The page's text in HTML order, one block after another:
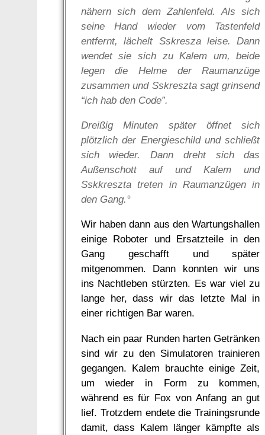
nähern sich dem Zahlenfeld. Als sich
seine Hand wieder vom Tastenfeld
entfernt, lächelt Sskresza leise. Dann
wendet sie sich zu Kalem um, beide
legen die Helme der Raumanzüge
zusammen und Sskreszta sagt grinsend
“ich hab den Code”.
Dreißig Minuten später öffnet sich
plötzlich der Energieschild und schließt
sich wieder. Dann dreht sich das
Außenschott auf und Kalem und
Sskkreszta treten in Raumanzügen in
den Gang.°
Wir haben dann aus den Wartungshallen
einige Roboter und Ersatzteile in den
Gang geschafft und später
mitgenommen. Dann konnten wir uns
ins Nachtleben stürzten. Es war viel zu
lange her, dass wir das letzte Mal in
einer richtigen Bar waren.
Nach ein paar Runden harten Getränken
sind wir zu den Simulatoren trainieren
gegangen. Kalem brauchte einige Zeit,
um wieder in Form zu kommen,
während es für Fox von Anfang an gut
lief. Trotzdem endete die Trainingsrunde
damit, dass Kalem länger kämpfte als